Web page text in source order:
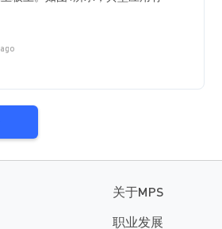
关于MPS
职业发展